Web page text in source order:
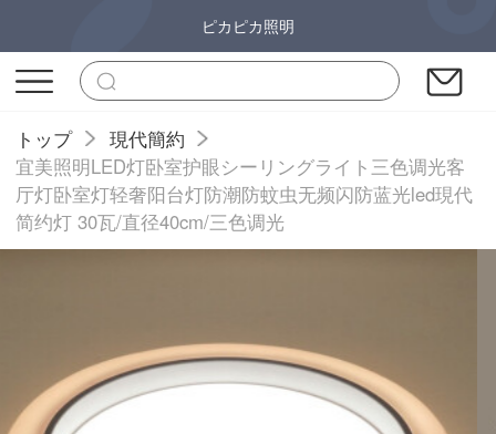
ピカピカ照明
トップ
現代簡約
宜美照明LED灯卧室护眼シーリングライト三色调光客
厅灯卧室灯轻奢阳台灯防潮防蚊虫无频闪防蓝光led現代
简约灯 30瓦/直径40cm/三色调光